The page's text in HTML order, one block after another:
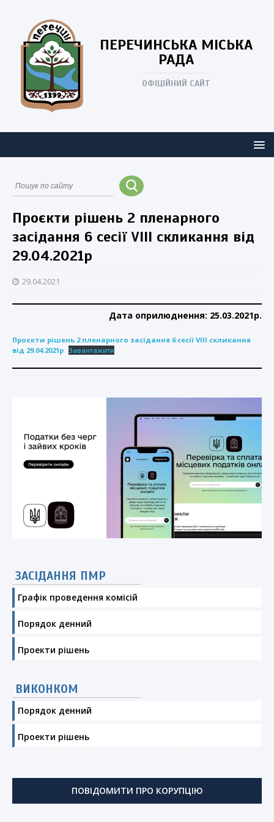
ПЕРЕЧИНСЬКА МІСЬКА
РАДА
ОФІЦІЙНИЙ САЙТ
Проєкти рішень 2 пленарного
засідання 6 сесії VIII скликання від
29.04.2021р
29.04.2021
Дата оприлюднення: 25.03.2021р.
Проєкти рішень 2 пленарного засідання 6 сесії VIII скликання
від 29.04.2021р Завантажити
ЗАСІДАННЯ ПМР
Графік проведення комісій
Порядок денний
Проекти рішень
ВИКОНКОМ
Порядок денний
Проекти рішень
ПОВІДОМИТИ ПРО КОРУПЦІЮ